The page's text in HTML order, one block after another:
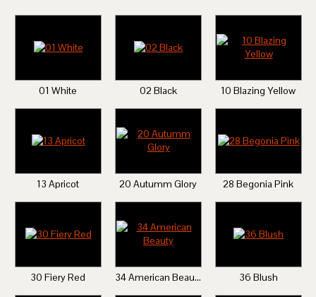
01 White 02 Black 10 Blazing Yellow
13 Apricot 20 Autumm Glory 28 Begonia Pink
30 Fiery Red 34 American Beauty 36 Blush